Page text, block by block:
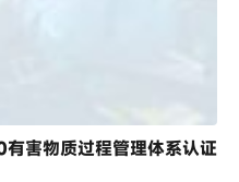
害物质过程管理体系认证